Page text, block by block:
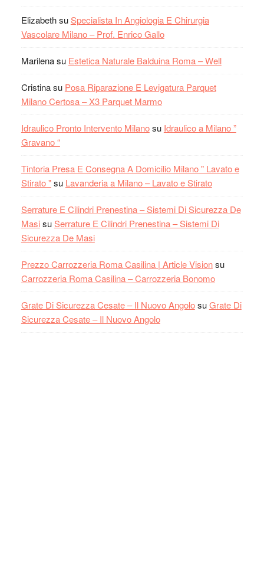
ElizabethsuSpecialista In Angiologia E Chirurgia
Vascolare Milano – Prof. Enrico Gallo
Marilenasu Estetica Naturale Balduina Roma – Well
Cristinasu Posa Riparazione E Levigatura Parquet
Milano Certosa – X3 Parquet Marmo
Idraulico Pronto Intervento Milanosu Idraulico a Milano ”
Gravano “
Tintoria Presa E Consegna A Domicilio Milano " Lavato e
Stirato "su Lavanderia a Milano – Lavato e Stirato
Serrature E Cilindri Prenestina – Sistemi Di Sicurezza De
MasisuSerrature E Cilindri Prenestina – Sistemi Di
Sicurezza De Masi
Prezzo Carrozzeria Roma Casilina | Article Visionsu
Carrozzeria Roma Casilina – Carrozzeria Bonomo
Grate Di Sicurezza Cesate – Il Nuovo AngolosuGrate Di
Sicurezza Cesate – Il Nuovo Angolo